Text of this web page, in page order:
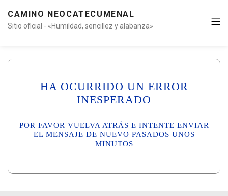
CAMINO NEOCATECUMENAL
Sitio oficial - «Humildad, sencillez y alabanza»
HA OCURRIDO UN ERROR
INESPERADO
POR FAVOR VUELVA ATRÁS E INTENTE ENVIAR
EL MENSAJE DE NUEVO PASADOS UNOS
MINUTOS